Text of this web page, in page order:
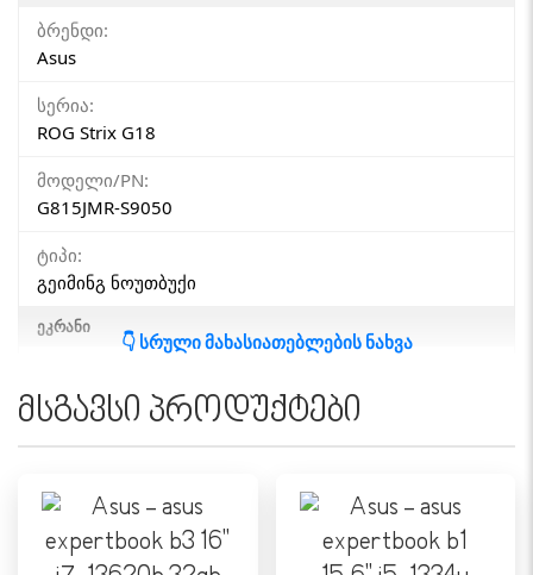
ბრენდი:
Asus
სერია:
ROG Strix G18
მოდელი/PN:
G815JMR-S9050
ტიპი:
გეიმინგ ნოუთბუქი
ᲔᲙᲠᲐᲜᲘ
არა
დიაგონალი:
ეკრანის ტიპი:
IPS
👇 სრული მახასიათებლების ნახვა
მსგავსი პროდუქტები